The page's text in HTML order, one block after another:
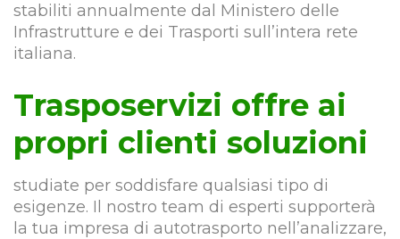
stabiliti annualmente dal Ministero delle
Infrastrutture e dei Trasporti sull’intera rete
italiana.
Trasposervizi offre ai
propri clienti soluzioni
studiate per soddisfare qualsiasi tipo di
esigenze. Il nostro team di esperti supporterà
la tua impresa di autotrasporto nell’analizzare,